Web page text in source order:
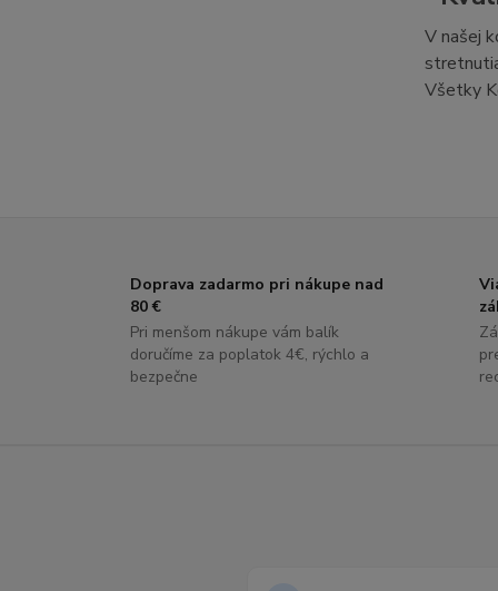
V našej
Všetky
Doprava zadarmo pri nákupe nad
80 €
Pri menšom nákupe vám balík
doručíme za poplatok 4€, rýchlo a
bezpečne